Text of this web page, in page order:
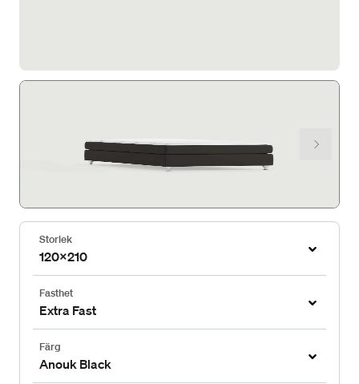
Storlek
120x210
Fasthet
Extra Fast
Färg
Anouk Black